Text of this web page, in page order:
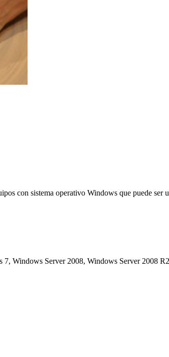
con sistema operativo Windows que puede
7, Windows Server 2008, Windows Server 2008